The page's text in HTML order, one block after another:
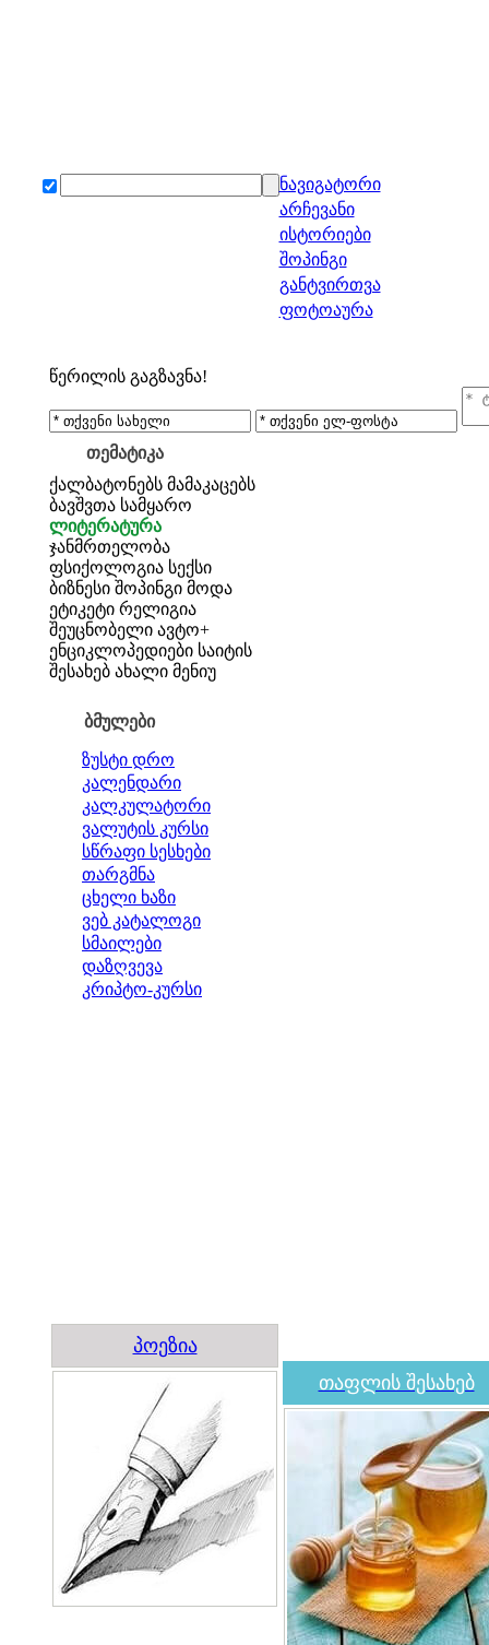
ნავიგატორი
არჩევანი
ისტორიები
შოპინგი
განტვირთვა
ფოტოაურა
წერილის გაგზავნა!
თემატიკა
ქალბატონებს მამაკაცებს
ბავშვთა სამყარო
ლიტერატურა
ჯანმრთელობა
ფსიქოლოგია სექსი
ბიზნესი შოპინგი მოდა
ეტიკეტი რელიგია
შეუცნობელი ავტო+
ენციკლოპედიები საიტის
შესახებ ახალი მენიუ
ბმულები
ზუსტი დრო
კალენდარი
კალკულატორი
ვალუტის კურსი
სწრაფი სესხები
თარგმნა
ცხელი ხაზი
ვებ კატალოგი
სმაილები
დაზღვევა
კრიპტო-კურსი
პოეზია
თაფლის შესახებ